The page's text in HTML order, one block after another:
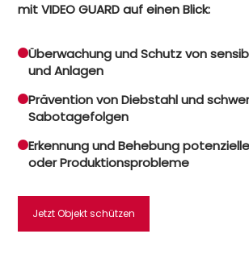
mit VIDEO GUARD auf einen Blick:
Überwachung und Schutz von
und Anlagen
Prävention von Diebstahl und
Sabotagefolgen
Erkennung und Behebung
oder Produktionsprobleme
Jetzt Objekt schützen